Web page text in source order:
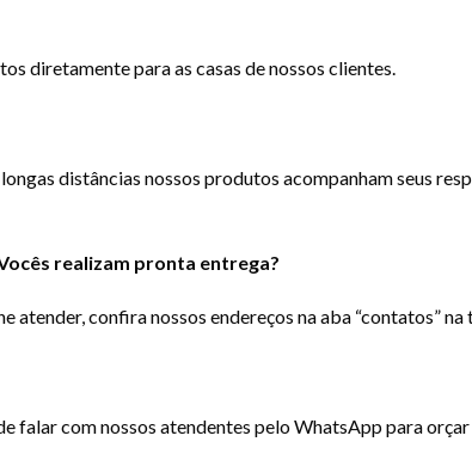
diretamente para as casas de nossos clientes.
distâncias nossos produtos acompanham seus
realizam pronta entrega?
confira nossos endereços na aba “contatos”
falar com nossos atendentes pelo WhatsApp para